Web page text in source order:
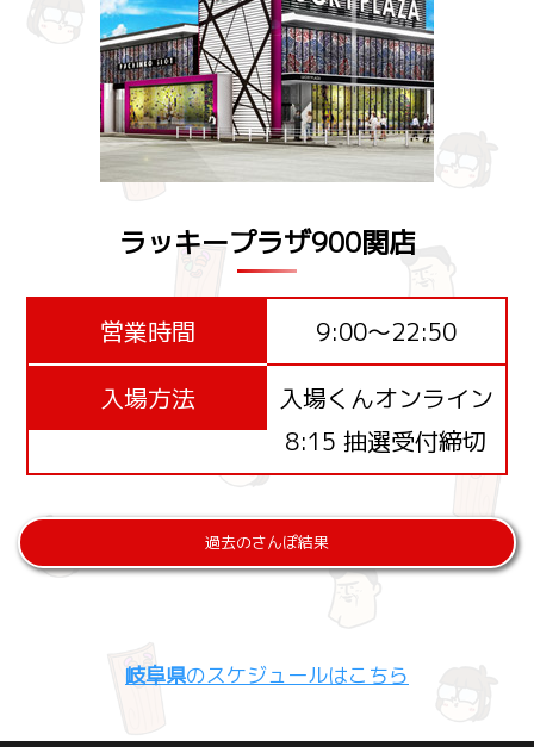
ラッキープラザ900関店
営業時間
9:00～22:50
入場方法
入場くんオンライン
8:15 抽選受付締切
過去のさんぽ結果
岐阜県のスケジュールはこちら